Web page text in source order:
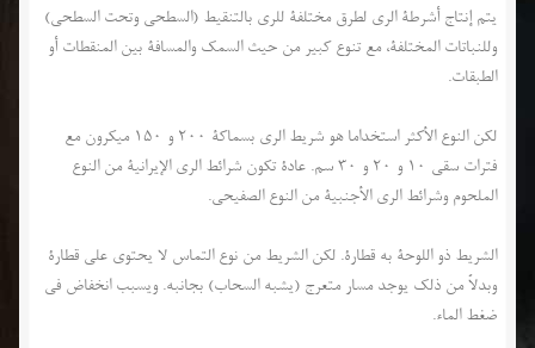
يتم إنتاج أشرطة الري لطرق مختلفة للري بالتنقيط (السطحي وتحت السطحي)
وللنباتات المختلفة، مع تنوع كبير من حيث السمك والمسافة بين المنقطات أو
الطبقات.
لكن النوع الأكثر استخداما هو شريط الري بسماكة 200 و 150 ميكرون مع
فترات سقي 10 و 20 و 30 سم. عادة تكون شرائط الري الإيرانية من النوع
الملحوم وشرائط الري الأجنبية من النوع الصفيحي.
الشريط ذو اللوحة به قطارة. لكن الشريط من نوع التماس لا يحتوي على قطارة
وبدلاً من ذلك يوجد مسار متعرج (يشبه السحاب) بجانبه. ويسبب انخفاض في
ضغط الماء.